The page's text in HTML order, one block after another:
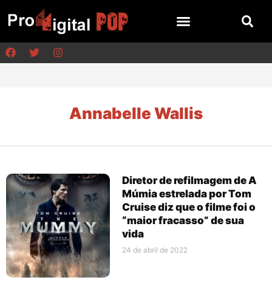
Annabelle Wallis
Diretor de refilmagem de A
Múmia estrelada por Tom
Cruise diz que o filme foi o
“maior fracasso” de sua
vida
24 de abril de 2022